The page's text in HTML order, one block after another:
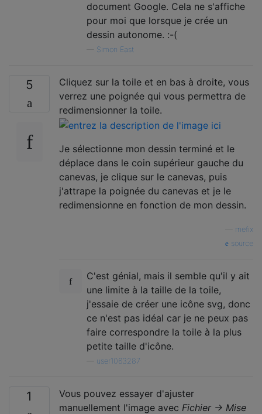
document Google. Cela ne s'affiche
pour moi que lorsque je crée un
dessin autonome. :-(
Simon East
5
Cliquez sur la toile et en bas à droite, vous
verrez une poignée qui vous permettra de
redimensionner la toile.
Je sélectionne mon dessin terminé et le
déplace dans le coin supérieur gauche du
canevas, je clique sur le canevas, puis
j'attrape la poignée du canevas et je le
redimensionne en fonction de mon dessin.
mefix
source
C'est génial, mais il semble qu'il y ait
une limite à la taille de la toile,
j'essaie de créer une icône svg, donc
ce n'est pas idéal car je ne peux pas
faire correspondre la toile à la plus
petite taille d'icône.
user1063287
1
Vous pouvez essayer d'ajuster
manuellement l'image avec Fichier → Mise